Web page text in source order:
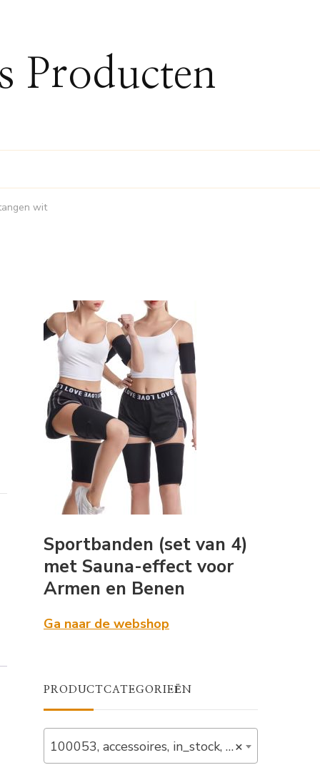
Producten
wit
Sportbanden (set van 4)
met Sauna-effect voor
Armen en Benen
Ga naar de webshop
PRODUCTCATEGORIEËN
×
100053, accessoires, in_stock, schijvenstandaard, standaards (3)